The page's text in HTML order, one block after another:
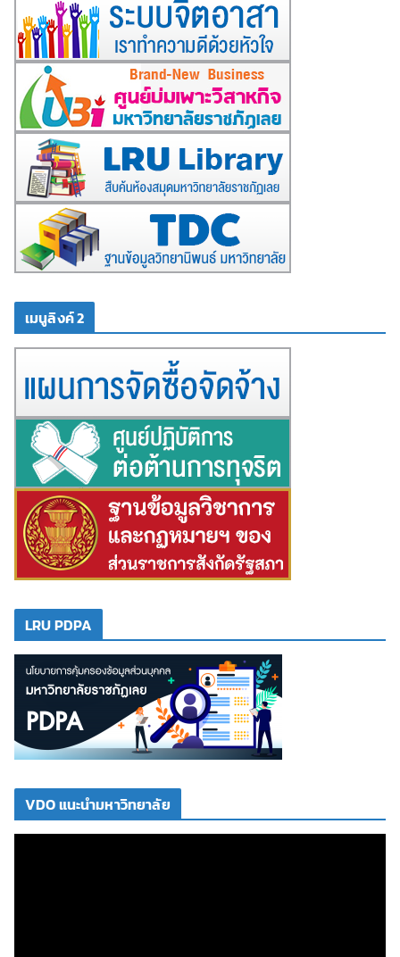
เมนูลิงค์ 2
LRU PDPA
VDO แนะนำมหาวิทยาลัย